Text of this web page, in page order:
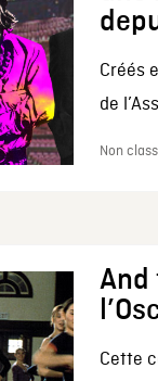
Créés
de
Non
And
Cette